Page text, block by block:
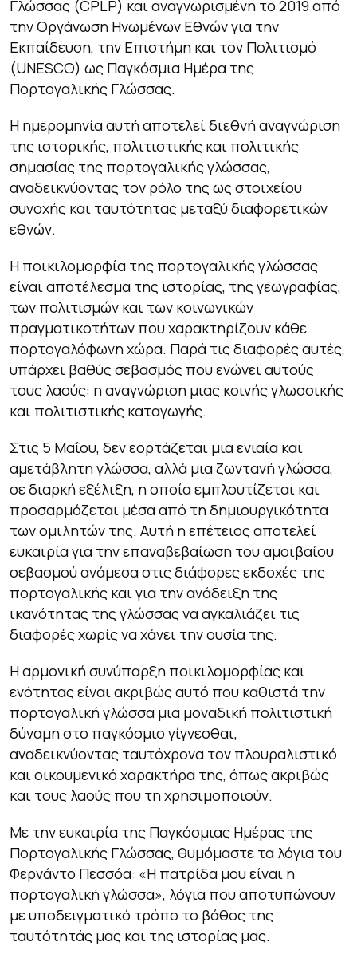
Γλώσσας (CPLP) και αναγνωρισμένη το 2019 από
την Οργάνωση Ηνωμένων Εθνών για την
Εκπαίδευση, την Επιστήμη και τον Πολιτισμό
(UNESCO) ως Παγκόσμια Ημέρα της
Πορτογαλικής Γλώσσας.
Η ημερομηνία αυτή αποτελεί διεθνή αναγνώριση
της ιστορικής, πολιτιστικής και πολιτικής
σημασίας της πορτογαλικής γλώσσας,
αναδεικνύοντας τον ρόλο της ως στοιχείου
συνοχής και ταυτότητας μεταξύ διαφορετικών
εθνών.
Η ποικιλομορφία της πορτογαλικής γλώσσας
είναι αποτέλεσμα της ιστορίας, της γεωγραφίας,
των πολιτισμών και των κοινωνικών
πραγματικοτήτων που χαρακτηρίζουν κάθε
πορτογαλόφωνη χώρα. Παρά τις διαφορές αυτές,
υπάρχει βαθύς σεβασμός που ενώνει αυτούς
τους λαούς: η αναγνώριση μιας κοινής γλωσσικής
και πολιτιστικής καταγωγής.
Στις 5 Μαΐου, δεν εορτάζεται μια ενιαία και
αμετάβλητη γλώσσα, αλλά μια ζωντανή γλώσσα,
σε διαρκή εξέλιξη, η οποία εμπλουτίζεται και
προσαρμόζεται μέσα από τη δημιουργικότητα
των ομιλητών της. Αυτή η επέτειος αποτελεί
ευκαιρία για την επαναβεβαίωση του αμοιβαίου
σεβασμού ανάμεσα στις διάφορες εκδοχές της
πορτογαλικής και για την ανάδειξη της
ικανότητας της γλώσσας να αγκαλιάζει τις
διαφορές χωρίς να χάνει την ουσία της.
Η αρμονική συνύπαρξη ποικιλομορφίας και
ενότητας είναι ακριβώς αυτό που καθιστά την
πορτογαλική γλώσσα μια μοναδική πολιτιστική
δύναμη στο παγκόσμιο γίγνεσθαι,
αναδεικνύοντας ταυτόχρονα τον πλουραλιστικό
και οικουμενικό χαρακτήρα της, όπως ακριβώς
και τους λαούς που τη χρησιμοποιούν.
Με την ευκαιρία της Παγκόσμιας Ημέρας της
Πορτογαλικής Γλώσσας, θυμόμαστε τα λόγια του
Φερνάντο Πεσσόα: «Η πατρίδα μου είναι η
πορτογαλική γλώσσα», λόγια που αποτυπώνουν
με υποδειγματικό τρόπο το βάθος της
ταυτότητάς μας και της ιστορίας μας.